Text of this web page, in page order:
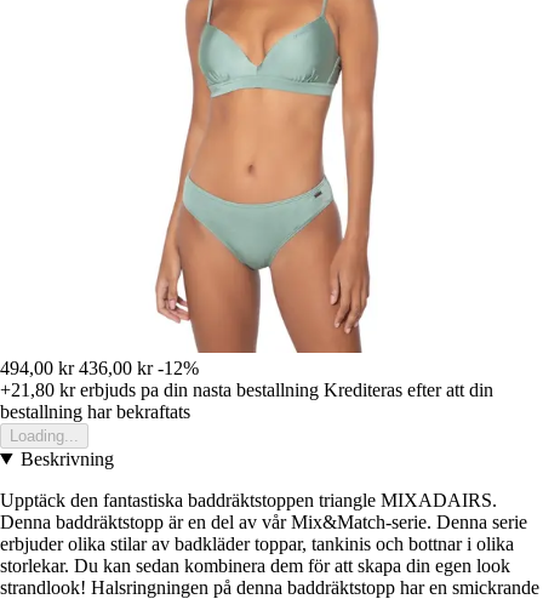
494,00 kr 436,00 kr -12%
+21,80 krerbjuds pa din nasta bestallning Krediteras efter att din
bestallning har bekraftats
Loading...
Beskrivning
Upptäck den fantastiska baddräktstoppen triangle MIXADAIRS.
Denna baddräktstopp är en del av vår Mix&Match-serie. Denna serie
erbjuder olika stilar av badkläder toppar, tankinis och bottnar i olika
storlekar. Du kan sedan kombinera dem för att skapa din egen look
strandlook! Halsringningen på denna baddräktstopp har en smickrande